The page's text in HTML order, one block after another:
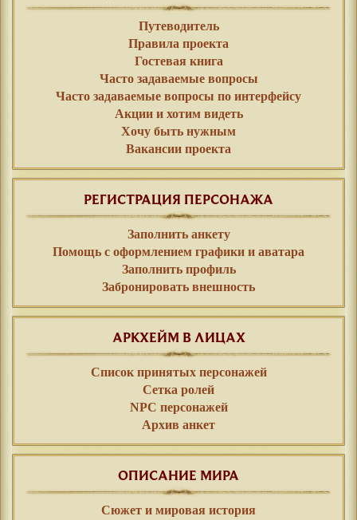
Путеводитель
Правила проекта
Гостевая книга
Часто задаваемые вопросы
Часто задаваемые вопросы по интерфейсу
Акции и хотим видеть
Хочу быть нужным
Вакансии проекта
РЕГИСТРАЦИЯ ПЕРСОНАЖА
Заполнить анкету
Помощь с оформлением графики и аватара
Заполнить профиль
Забронировать внешность
АРКХЕЙМ В ЛИЦАХ
Список принятых персонажей
Сетка ролей
NPC персонажей
Архив анкет
ОПИСАНИЕ МИРА
Сюжет и мировая история